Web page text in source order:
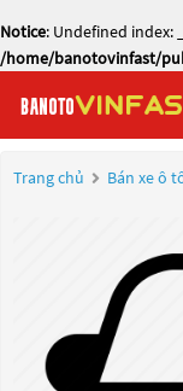
Notice: Undefined index:
/home/banotovinfast/
Trang chủ Bán xe ô